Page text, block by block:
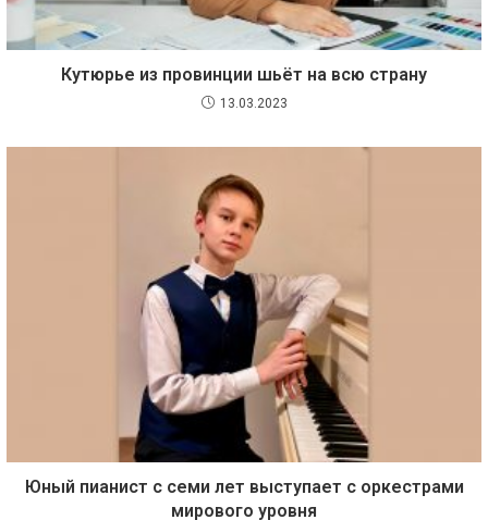
Кутюрье из провинции шьёт на всю страну
13.03.2023
Юный пианист с семи лет выступает с оркестрами
мирового уровня